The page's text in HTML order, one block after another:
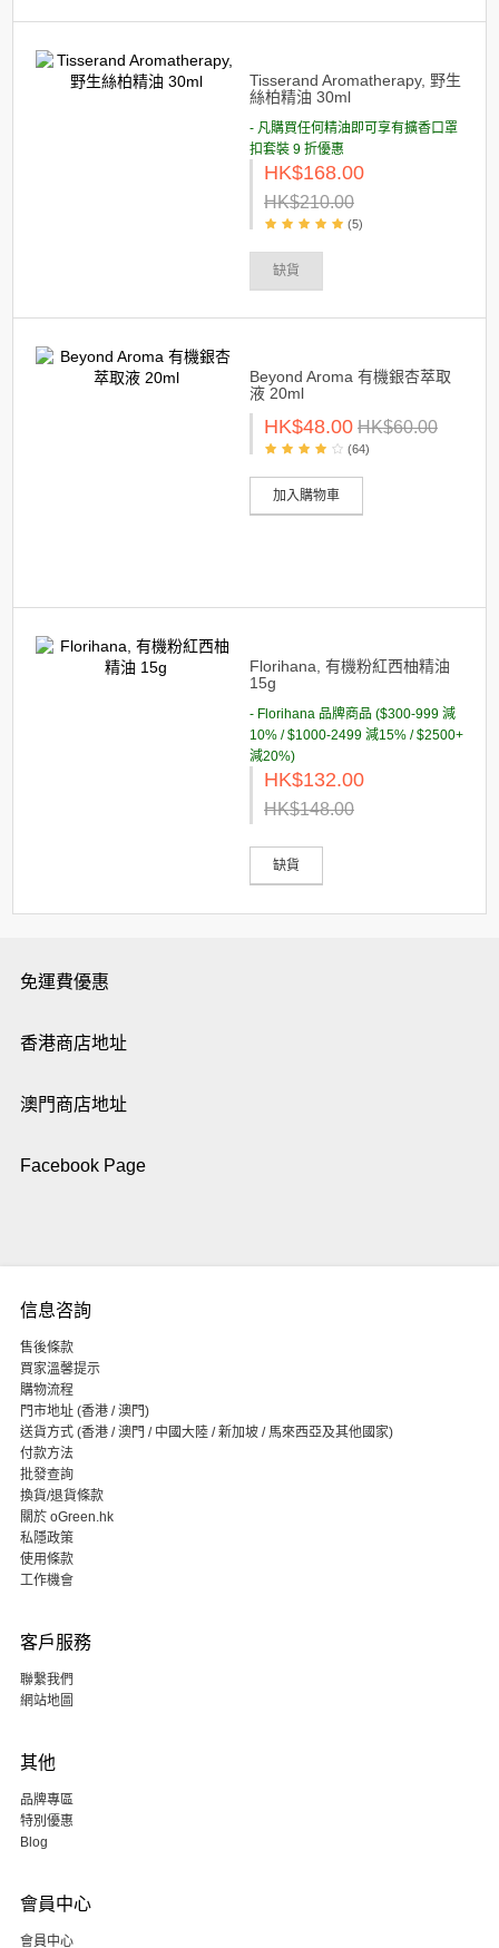
Tisserand Aromatherapy, 野生
絲柏精油 30ml
- 凡購買任何精油即可享有擴香口罩
扣套裝 9 折優惠
HK$168.00
HK$210.00
(5)
缺貨
Beyond Aroma 有機銀杏萃取
液 20ml
HK$48.00 HK$60.00
(64)
加入購物車
Florihana, 有機粉紅西柚精油
15g
- Florihana 品牌商品 ($300-999 減
10% / $1000-2499 減15% / $2500+
減20%)
HK$132.00
HK$148.00
缺貨
免運費優惠
香港商店地址
澳門商店地址
Facebook Page
信息咨詢
售後條款
買家溫馨提示
購物流程
門市地址 (香港 / 澳門)
送貨方式 (香港 / 澳門 / 中國大陸 / 新加坡 / 馬來西亞及其他國家)
付款方法
批發查詢
換貨/退貨條款
關於 oGreen.hk
私隱政策
使用條款
工作機會
客戶服務
聯繫我們
網站地圖
其他
品牌專區
特別優惠
Blog
會員中心
會員中心